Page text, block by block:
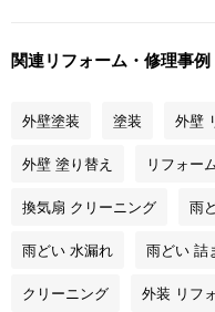
関連リフォーム・修理事例
外壁塗装 塗装 外壁
外壁 塗り替え リフォー
換気扇 クリーニング 雨
雨どい 水漏れ 雨どい 詰
クリーニング 外装 リフ